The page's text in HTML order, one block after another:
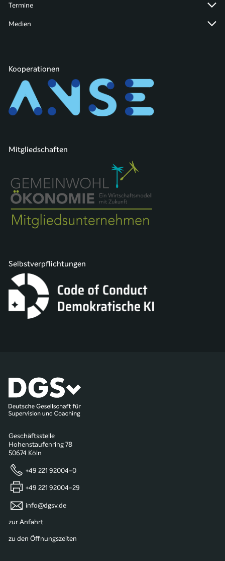
Termine
Medien
Kooperationen
Mitgliedschaften
Selbstverpflichtungen
Geschäftsstelle
Hohenstaufenring 78
50674 Köln
+49 221 92004-0
+49 221 92004-29
info@dgsv.de
zur Anfahrt
zu den Öffnungszeiten